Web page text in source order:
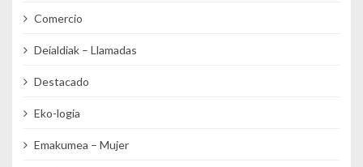
Comercio
Deialdiak – Llamadas
Destacado
Eko-logia
Emakumea – Mujer